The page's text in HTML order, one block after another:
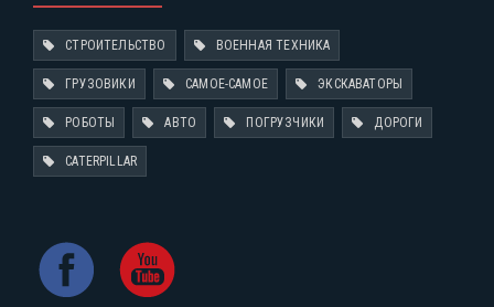
СТРОИТЕЛЬСТВО ВОЕННАЯ ТЕХНИКА
ГРУЗОВИКИ САМОЕ-САМОЕ ЭКСКАВАТОРЫ
РОБОТЫ АВТО ПОГРУЗЧИКИ ДОРОГИ
CATERPILLAR